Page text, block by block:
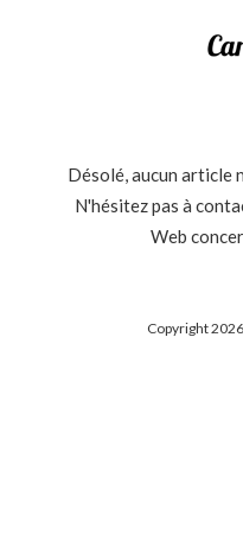
Désolé, aucun article
N'hésitez pas à
Web
Copyright